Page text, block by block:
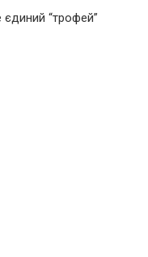
“трофей”